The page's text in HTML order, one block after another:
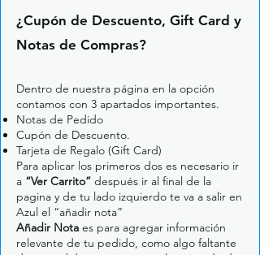
¿Cupón de Descuento, Gift Card y
Notas de Compras?
Dentro de nuestra página en la opción
contamos con 3 apartados importantes.
Notas de Pedido
Cupón de Descuento.
Tarjeta de Regalo (Gift Card)
Para aplicar los primeros dos es necesario ir
a “Ver Carrito” después ir al final de la
pagina y de tu lado izquierdo te va a salir en
Azul el “añadir nota”
Añadir Nota es para agregar información
relevante de tu pedido, como algo faltante